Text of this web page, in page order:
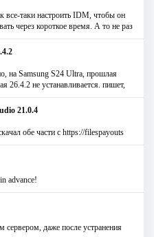
все-таки настроить IDM, чтобы он
через короткое время. А то не раз
на Samsung S24 Ultra, прошлая
26.4.2 не устанавливается. пишет,
21.0.4
обе части с https://filespayouts
advance!
сервером, даже после устранения